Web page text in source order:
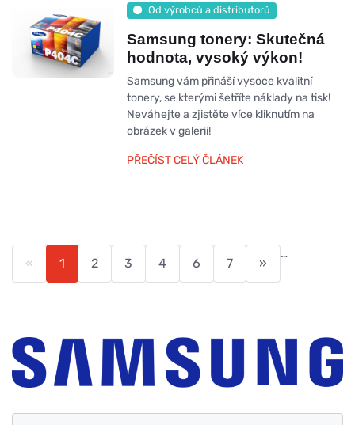
Od výrobců a distributorů
Samsung tonery: Skutečná
hodnota, vysoký výkon!
Samsung vám přináší vysoce kvalitní
tonery, se kterými šetříte náklady na tisk!
Neváhejte a zjistěte více kliknutím na
obrázek v galerii!
PŘEČÍST CELÝ ČLÁNEK
« 1 2 3 4
…
6 7 »